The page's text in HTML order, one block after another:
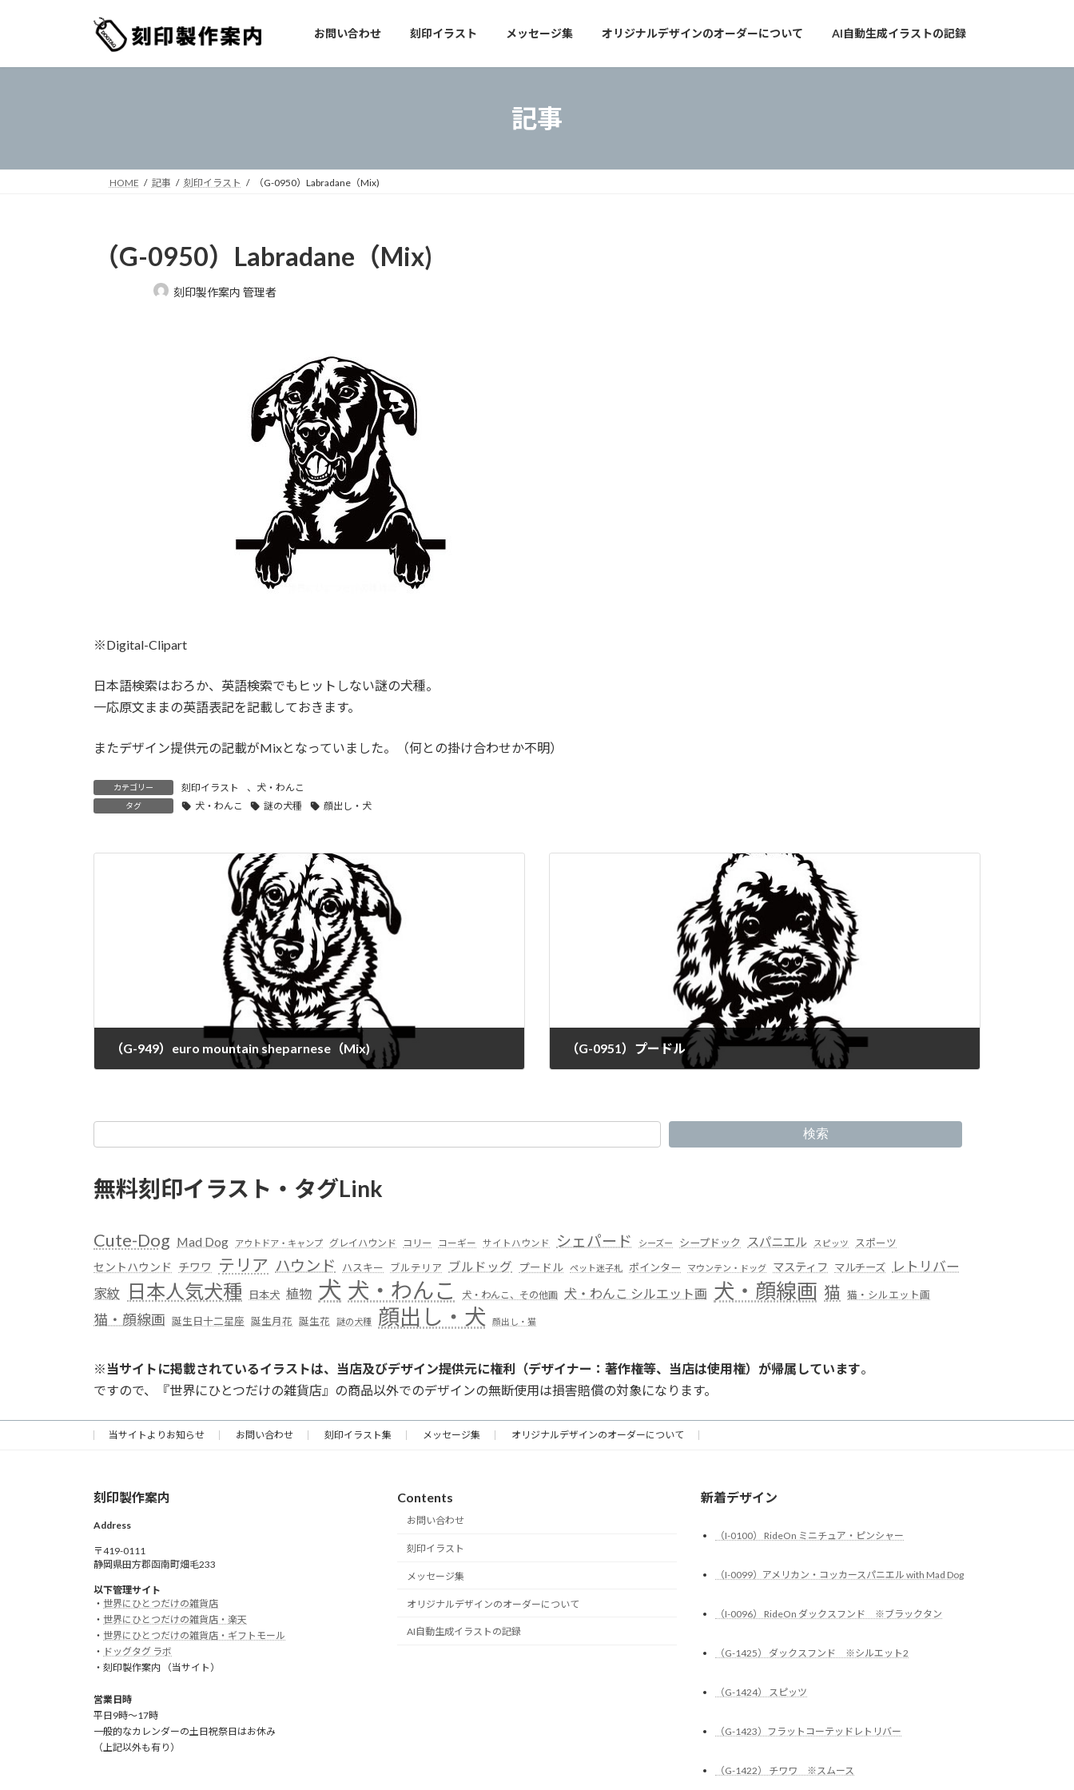
ン
ー
お問い合わせ 刻印イラスト メッセージ集 オリジナルデザインのオーダーについて AI自動生成イラストの記録
記事
HOME 記事 刻印イラスト （G-0950）Labradane（Mix)
（G-0950）Labradane（Mix)
最
刻印製作案内 管理者
※Digital-Clipart
日本語検索はおろか、英語検索でもヒットしない謎の犬種。
一応原文ままの英語表記を記載しておきます。
またデザイン提供元の記載がMixとなっていました。（何との掛け合わせか不明）
カテゴリー 刻印イラスト 、 犬・わんこ
タグ 犬・わんこ 謎の犬種 顔出し・犬
（G-949）euro mountain sheparnese（Mix) （G-0951）プードル
検索
無料刻印イラスト・タグLink
Cute-Dog Mad Dog アウトドア・キャンプ グレイハウンド コリー コーギー サイトハウンド シェパード シーズー シープドック スパニエル スピッツ スポーツ
セントハウンド チワワ テリア ハウンド ハスキー ブルテリア ブルドッグ プードル ペット迷子札 ポインター マウンテン・ドッグ マスティフ マルチーズ レトリバー
家紋 日本人気犬種 日本犬 植物 犬 犬・わんこ 犬・わんこ、その他画 犬・わんこ シルエット画 犬・顔線画 猫 猫・シルエット画
猫・顔線画 誕生日十二星座 誕生月花 誕生花 謎の犬種 顔出し・犬 顔出し・猫
※ 当サイトに掲載されているイラストは、当店及びデザイン提供元に権利（デザイナー：著作権等、当店は使用権）が帰属しています。
ですので、『世界にひとつだけの雑貨店』の商品以外でのデザインの無断使用は損害賠償の対象になります。
当サイトよりお知らせ お問い合わせ 刻印イラスト集 メッセージ集 オリジナルデザインのオーダーについて
刻印製作案内
Address
〒419-0111
静岡県田方郡函南町畑毛233
以下管理サイト
・ 世界にひとつだけの雑貨店
・ 世界にひとつだけの雑貨店・楽天
・ 世界にひとつだけの雑貨店・ギフトモール
・ ドッグタグ ラボ
・刻印製作案内 （当サイト）
営業日時
平日9時～17時
一般的なカレンダーの土日祝祭日はお休み
（上記以外も有り）
Contents
お問い合わせ
刻印イラスト
メッセージ集
オリジナルデザインのオーダーについて
AI自動生成イラストの記録
新着デザイン
（I-0100） RideOn ミニチュア・ピンシャー
（I-0099）アメリカン・コッカースパニエル with Mad Dog
（I-0096） RideOn ダックスフンド ※ブラックタン
（G-1425） ダックスフンド ※シルエット2
（G-1424） スピッツ
（G-1423）フラットコーテッドレトリバー
（G-1422） チワワ ※スムース